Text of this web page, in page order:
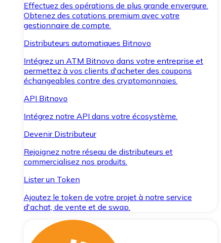
Effectuez des opérations de plus grande envergure.
Obtenez des cotations premium avec votre
gestionnaire de compte.
Distributeurs automatiques Bitnovo
Intégrez un ATM Bitnovo dans votre entreprise et
permettez à vos clients d'acheter des coupons
échangeables contre des cryptomonnaies.
API Bitnovo
Intégrez notre API dans votre écosystème.
Devenir Distributeur
Rejoignez notre réseau de distributeurs et
commercialisez nos produits.
Lister un Token
Ajoutez le token de votre projet à notre service
d'achat, de vente et de swap.